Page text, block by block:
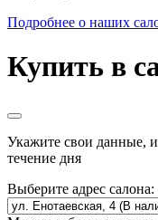
Подробнее о наших
Купить в
Укажите свои данные,
течение дня
Выберите адрес салона: